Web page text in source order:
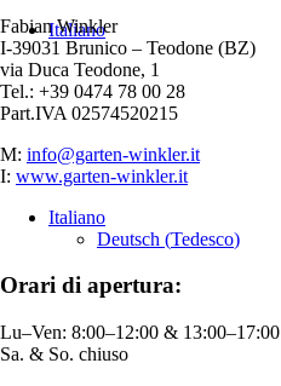
Italiano
Fabian Winkler
I-39031 Brunico – Teodone (BZ)
via Duca Teodone, 1
Tel.: +39 0474 78 00 28
Part.IVA 02574520215
M: info@garten-winkler.it
I: www.garten-winkler.it
Italiano
Deutsch (Tedesco)
Orari di apertura:
Lu–Ven: 8:00–12:00 & 13:00–17:00
Sa. & So. chiuso